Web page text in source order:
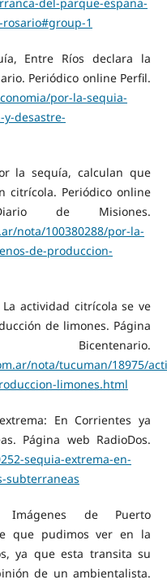
1
Entre Ríos declara la
Periódico online Perfil.
por-la-sequia-
desastre-
la sequía, calculan que
citrícola. Periódico online
de Misiones.
nota/100380288/por-la-
de-produccion-
La actividad citrícola se ve
de limones. Página
nota/tucuman/18975/
limones.html
En Corrientes ya
Página web RadioDos.
sequia-extrema-en-
subterraneas
Imágenes de Puerto
que pudimos ver en la
ya que esta transita su
de un ambientalista.